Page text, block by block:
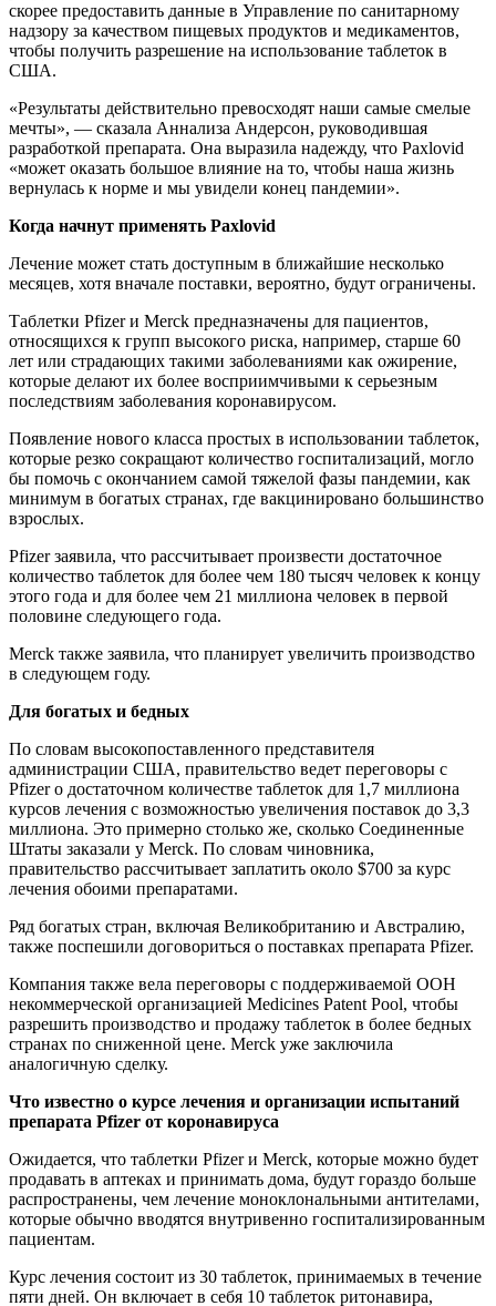
скорее предоставить данные в Управление по санитарному
надзору за качеством пищевых продуктов и медикаментов,
чтобы получить разрешение на использование таблеток в
США.
«Результаты действительно превосходят наши самые смелые
мечты», — сказала Аннализа Андерсон, руководившая
разработкой препарата. Она выразила надежду, что Paxlovid
«может оказать большое влияние на то, чтобы наша жизнь
вернулась к норме и мы увидели конец пандемии».
Когда начнут применять Paxlovid
Лечение может стать доступным в ближайшие несколько
месяцев, хотя вначале поставки, вероятно, будут ограничены.
Таблетки Pfizer и Merck предназначены для пациентов,
относящихся к групп высокого риска, например, старше 60
лет или страдающих такими заболеваниями как ожирение,
которые делают их более восприимчивыми к серьезным
последствиям заболевания коронавирусом.
Появление нового класса простых в использовании таблеток,
которые резко сокращают количество госпитализаций, могло
бы помочь с окончанием самой тяжелой фазы пандемии, как
минимум в богатых странах, где вакцинировано большинство
взрослых.
Pfizer заявила, что рассчитывает произвести достаточное
количество таблеток для более чем 180 тысяч человек к концу
этого года и для более чем 21 миллиона человек в первой
половине следующего года.
Merck также заявила, что планирует увеличить производство
в следующем году.
Для богатых и бедных
По словам высокопоставленного представителя
администрации США, правительство ведет переговоры с
Pfizer о достаточном количестве таблеток для 1,7 миллиона
курсов лечения с возможностью увеличения поставок до 3,3
миллиона. Это примерно столько же, сколько Соединенные
Штаты заказали у Merck. По словам чиновника,
правительство рассчитывает заплатить около $700 за курс
лечения обоими препаратами.
Ряд богатых стран, включая Великобританию и Австралию,
также поспешили договориться о поставках препарата Pfizer.
Компания также вела переговоры с поддерживаемой ООН
некоммерческой организацией Medicines Patent Pool, чтобы
разрешить производство и продажу таблеток в более бедных
странах по сниженной цене. Merck уже заключила
аналогичную сделку.
Что известно о курсе лечения и организации испытаний
препарата Pfizer от коронавируса
Ожидается, что таблетки Pfizer и Merck, которые можно будет
продавать в аптеках и принимать дома, будут гораздо больше
распространены, чем лечение моноклональными антителами,
которые обычно вводятся внутривенно госпитализированным
пациентам.
Курс лечения состоит из 30 таблеток, принимаемых в течение
пяти дней. Он включает в себя 10 таблеток ритонавира,